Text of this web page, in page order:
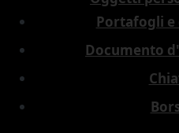
Portafogli
Documento